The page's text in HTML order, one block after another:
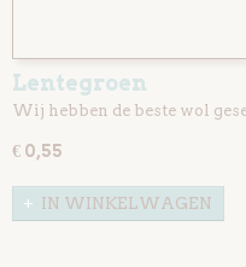
Lentegroen
Wij hebben de beste wol
€ 0,55
IN WINKELWAGEN